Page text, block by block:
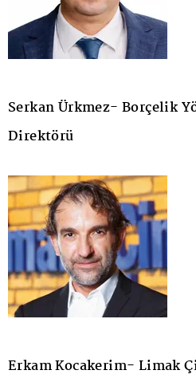
Serkan Ürkmez- Borçelik
Direktörü
Erkam Kocakerim- Limak